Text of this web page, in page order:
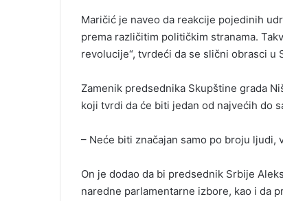
Maričić je naveo da reakcije pojedinih
prema različitim političkim stranama.
revolucije“, tvrdeći da se slični obrasci
Zamenik predsednika Skupštine grada
koji tvrdi da će biti jedan od najvećih do
– Neće biti značajan samo po broju
On je dodao da bi predsednik Srbije
naredne parlamentarne izbore, kao i da